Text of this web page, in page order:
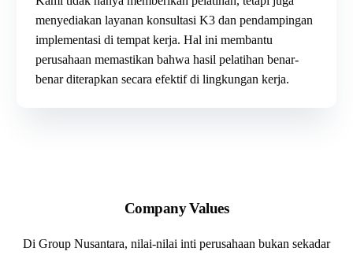
menyediakan layanankonsultasi K3 dan pendampingan
implementasi di tempat kerja. Hal ini membantu
perusahaan memastikan bahwa hasil pelatihan benar-
benar diterapkan secara efektif di lingkungan kerja.
Company Values
Di Group Nusantara, nilai-nilai inti perusahaan bukan sekadar